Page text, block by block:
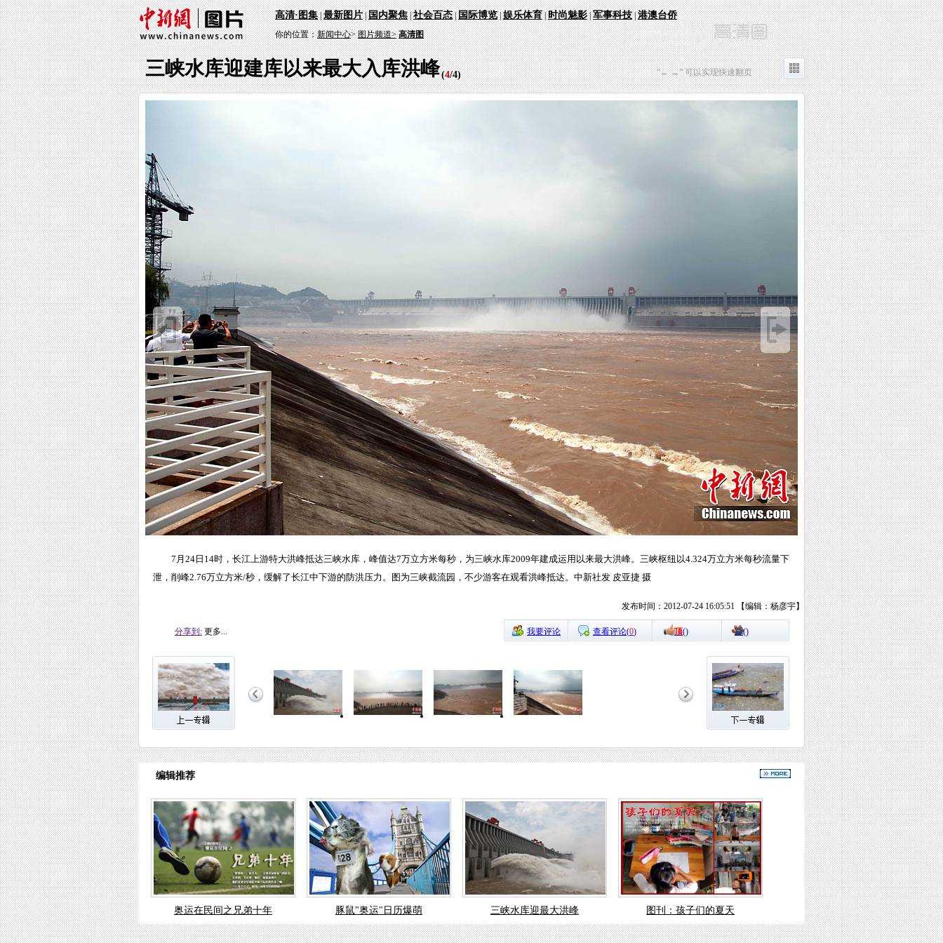
高清·图集|最新图片|国内聚焦|社会百态|国际博览|娱乐体育|时尚魅影|军事科技|港澳台侨
你的位置：新闻中心>图片频道> 高清图
三峡水库迎建库以来最大入库洪峰(4/4) “← →” 可以实现快速翻页
7月24日14时，长江上游特大洪峰抵达三峡水库，峰值达7万立方米每秒，为三峡水库2009年建成运用以来最大洪峰。三峡枢纽以4.324万立方米每秒流量下
泄，削峰2.76万立方米/秒，缓解了长江中下游的防洪压力。图为三峡截流园，不少游客在观看洪峰抵达。中新社发 皮亚捷 摄
发布时间：2012-07-24 16:05:51 【编辑：杨彦宇】
分享到: 更多... 我要评论 查看评论(0) 顶() 踩()
编辑推荐
奥运在民间之兄弟十年 豚鼠"奥运"日历爆萌 三峡水库迎最大洪峰 图刊：孩子们的夏天